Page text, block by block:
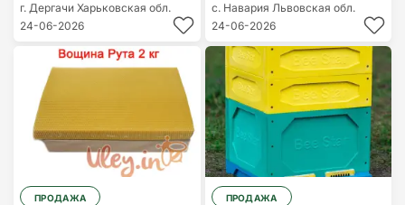
г. Дергачи Харьковская обл.
24-06-2026
с. Навария Львовская обл.
24-06-2026
ПРОДАЖА ПРОДАЖА